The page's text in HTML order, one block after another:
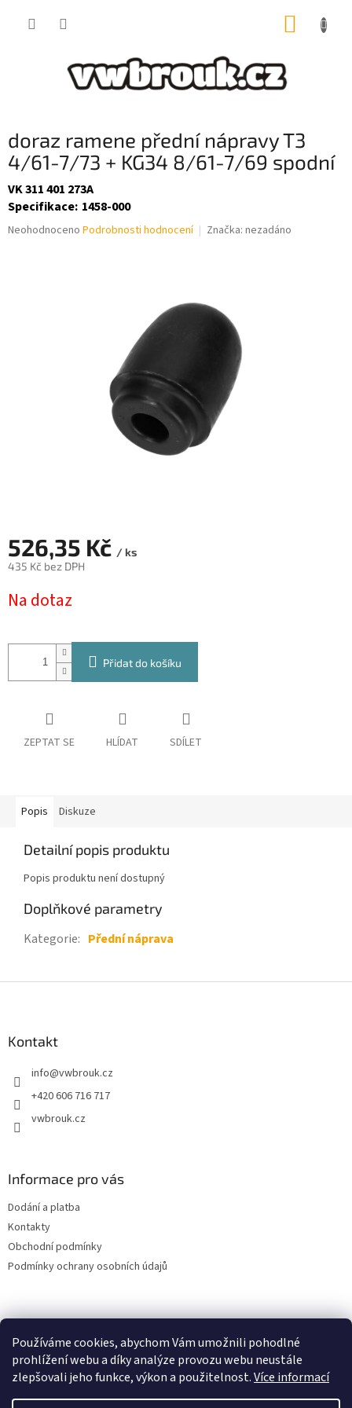
Používáme cookies, abychom Vám umožnili pohodlné
prohlížení webu a díky analýze provozu webu neustále
zlepšovali jeho funkce, výkon a použitelnost.Více informací
doraz ramene přední nápravy T3
4/61-7/73 + KG34 8/61-7/69 spodní
VK 311 401 273A
Specifikace: 1458-000
Průměrné
Neohodnoceno Podrobnosti hodnocení Značka: nezadáno
526,35 Kč / ks
435 Kč bez DPH
cena:
Na dotaz
Přidat do košíku
ZEPTAT SE HLÍDAT SDÍLET
Popis Diskuze
Detailní popis produktu
Popis produktu není dostupný
Doplňkové parametry
Kategorie: Přední náprava
Kontakt
info@vwbrouk.cz
+420 606 716 717
vwbrouk.cz
Informace pro vás
Dodání a platba
Kontakty
Obchodní podmínky
Podmínky ochrany osobních údajů